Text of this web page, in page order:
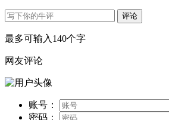
评论
最多可输入140个字
网友评论
账号：
密码：